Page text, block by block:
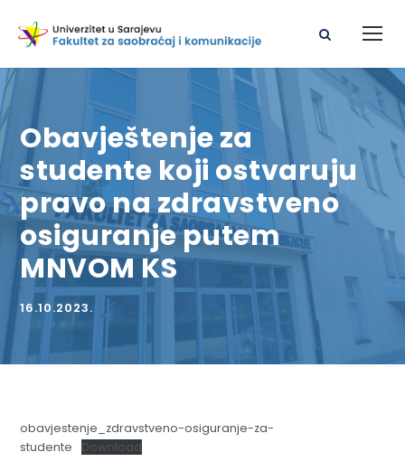
Obavještenje za
studente koji ostvaruju
pravo na zdravstveno
osiguranje putem
MNVOM KS
16.10.2023.
obavjestenje_zdravstveno-osiguranje-za-
studente
Download